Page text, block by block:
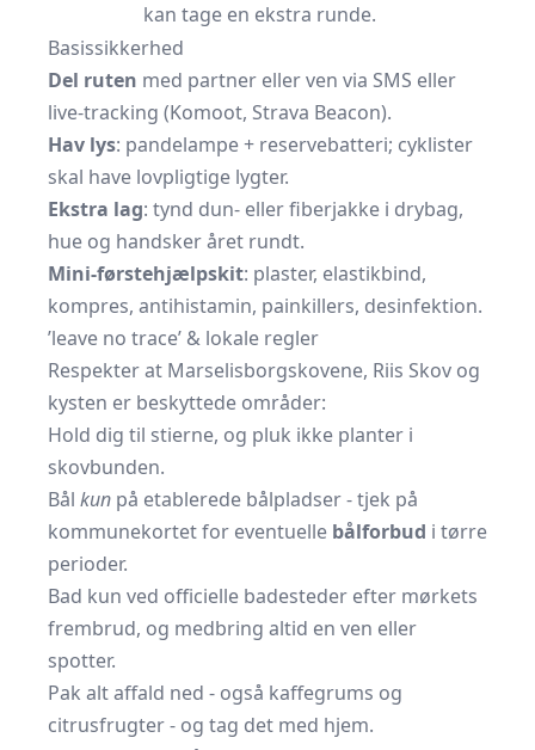
kan tage en ekstra runde.
Basissikkerhed
Del ruten med partner eller ven via SMS eller
live-tracking (Komoot, Strava Beacon).
Hav lys: pandelampe+ reservebatteri; cyklister
skal have lovpligtige lygter.
Ekstra lag: tynd dun- eller fiberjakke i drybag,
hue og handsker året rundt.
Mini-førstehjælpskit: plaster, elastikbind,
kompres, antihistamin, painkillers, desinfektion.
’leave no trace’ & lokale regler
Respekter at Marselisborgskovene, Riis Skov og
kysten er beskyttede områder:
Hold dig til stierne, og pluk ikke planter i
skovbunden.
Bål kun på etablerede bålpladser - tjek på
kommunekortet for eventuelle bålforbud i tørre
perioder.
Bad kun ved officielle badesteder efter mørkets
frembrud, og medbring altid en ven eller
spotter.
Pak alt affald ned - også kaffegrums og
citrusfrugter - og tag det med hjem.